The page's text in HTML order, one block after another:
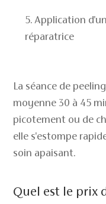
Application
réparatrice
La séance de
moyenne 30 à 45
picotement ou de
elle s'estompe
soin apaisant.
Quel est le prix